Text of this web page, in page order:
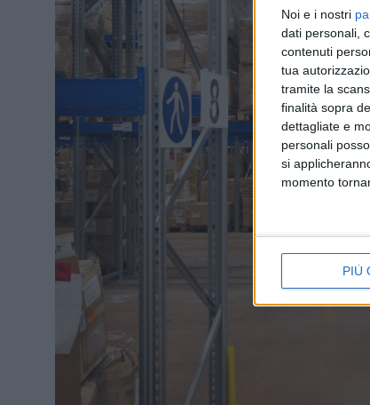
Noi e i nostri
dati personali,
contenuti
tua
tramite la
finalità sopra
dettagliate e
personali
si
momento
PIÙ